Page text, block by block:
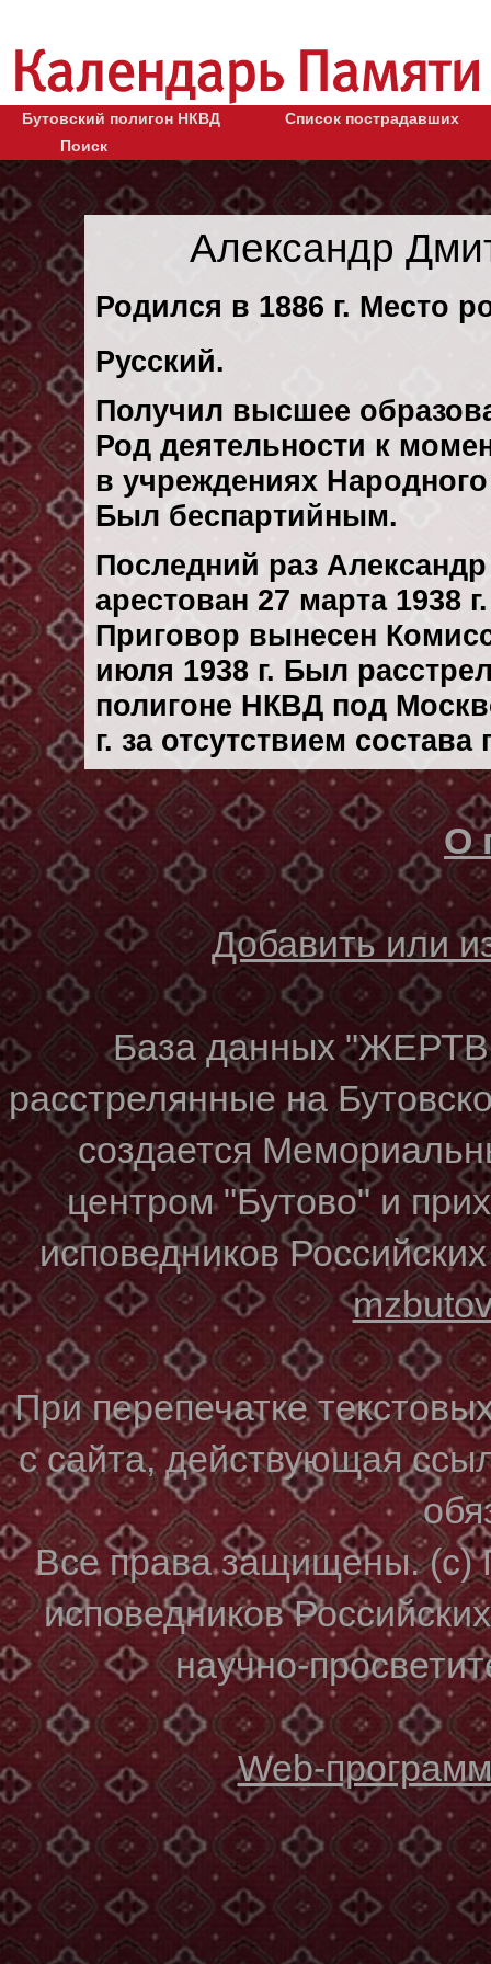
Бутовский полигон НКВД
Список пострадавших
Поиск
Александр
Родился в 1886 г. Место
Русский.
Получил высшее
Род деятельности к
в учреждениях
Был беспартийным.
Последний раз
арестован 27 марта 1938 г.
Приговор вынесен
июля 1938 г. Был
полигоне НКВД под
г. за отсутствием
О
Добавить или
База данных
расстрелянные на
создается
центром "Бутово" и
исповедников
При перепечатке
с сайта, действующая
Все права защищены. (с)
исповедников
научно-
Web-